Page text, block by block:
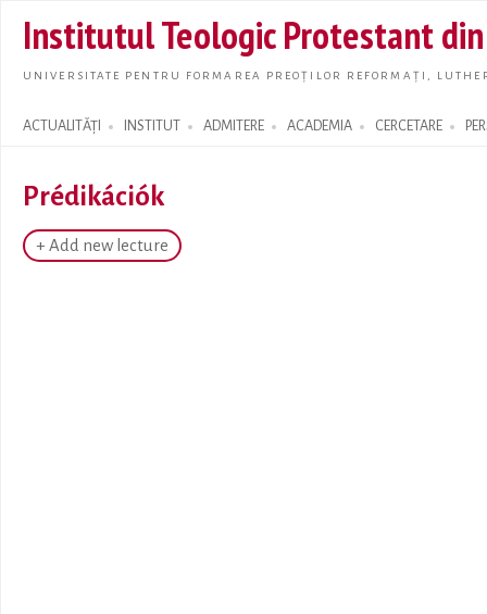
main
Institutul Teologic Protestant
UNIVERSITATE PENTRU FORMAREA PREOȚILOR REFORMAȚI,
ACTUALITĂȚI INSTITUT ADMITERE ACADEMIA CERCETARE
Search form
Prédikációk
+ Add new lecture